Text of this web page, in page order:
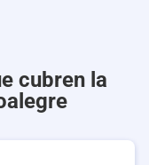
cubren la